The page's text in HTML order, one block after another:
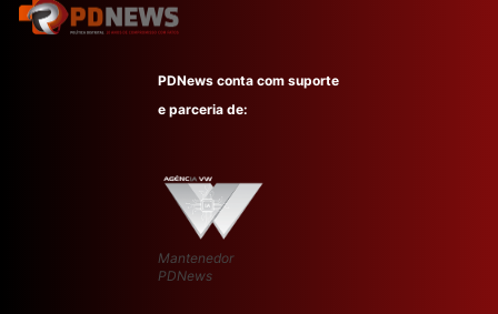
PDNews conta com suporte
e parceria de:
Mantenedor
PDNews